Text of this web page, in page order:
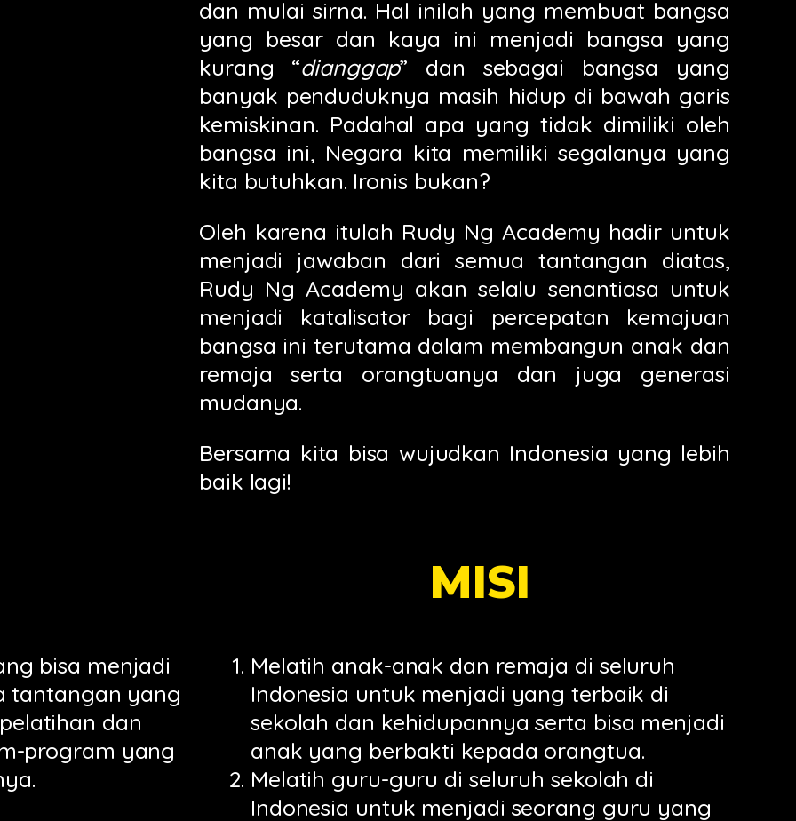
dan mulai sirna. Hal inilah yang membuat bangsa
yang besar dan kaya ini menjadi bangsa yang
kurang “dianggap” dan sebagai bangsa yang
banyak penduduknya masih hidup di bawah garis
kemiskinan. Padahal apa yang tidak dimiliki oleh
bangsa ini, Negara kita memiliki segalanya yang
kita butuhkan. Ironis bukan?
Oleh karena itulah Rudy Ng Academy hadir untuk
menjadi jawaban dari semua tantangan diatas,
Rudy Ng Academy akan selalu senantiasa untuk
menjadi katalisator bagi percepatan kemajuan
bangsa ini terutama dalam membangun anak dan
remaja serta orangtuanya dan juga generasi
mudanya.
Bersama kita bisa wujudkan Indonesia yang lebih
baik lagi!
bisa menjadi
tantangan yang
dan
program yang
MISI
Melatih anak-anak dan remaja di seluruh
Indonesia untuk menjadi yang terbaik di
sekolah dan kehidupannya serta bisa menjadi
anak yang berbakti kepada orangtua.
Melatih guru-guru di seluruh sekolah di
Indonesia untuk menjadi seorang guru yang